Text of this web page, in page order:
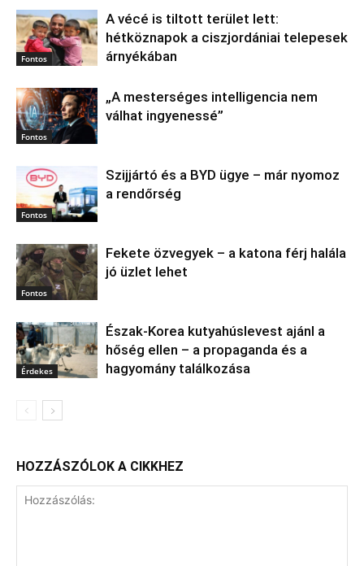
Fontos
A vécé is tiltott terület lett:
hétköznapok a ciszjordániai telepesek
árnyékában
Fontos
„A mesterséges intelligencia nem
válhat ingyenessé”
Fontos
Szijjártó és a BYD ügye – már nyomoz
a rendőrség
Fontos
Fekete özvegyek – a katona férj halála
jó üzlet lehet
Érdekes
Észak‑Korea kutyahúslevest ajánl a
hőség ellen – a propaganda és a
hagyomány találkozása
HOZZÁSZÓLOK A CIKKHEZ